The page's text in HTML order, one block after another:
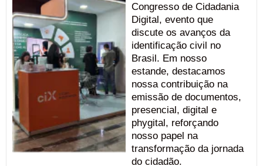
Congresso de Cidadania
Digital, evento que
discute os avanços da
identificação civil no
Brasil. Em nosso
estande, destacamos
nossa contribuição na
emissão de documentos,
presencial, digital e
phygital, reforçando
nosso papel na
transformação da jornada
do cidadão.